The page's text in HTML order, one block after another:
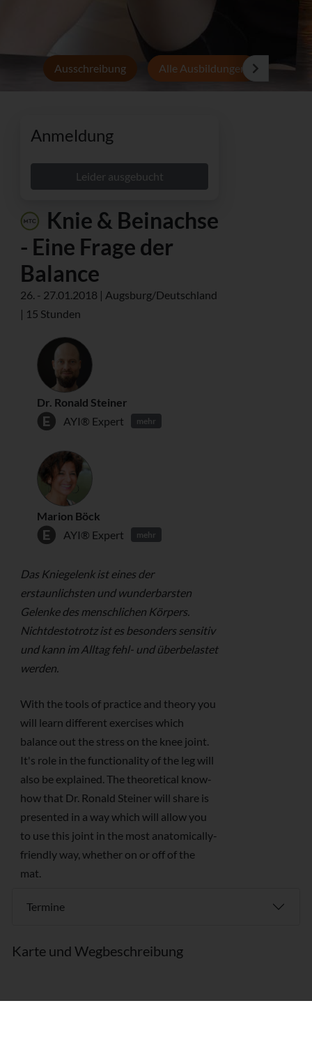
Ausschreibung Alle Ausbildungen
Anmeldung
Leider ausgebucht
Knie & Beinachse
- Eine Frage der
Balance
26. - 27.01.2018 | Augsburg/Deutschland
| 15 Stunden
Dr. Ronald Steiner
AYI® Expert
mehr
Marion Böck
AYI® Expert
mehr
Das Kniegelenk ist eines der
erstaunlichsten und wunderbarsten
Gelenke des menschlichen Körpers.
Nichtdestotrotz ist es besonders sensitiv
und kann im Alltag fehl- und überbelastet
werden.
With the tools of practice and theory you
will learn different exercises which
balance out the stress on the knee joint.
It's role in the functionality of the leg will
also be explained. The theoretical know-
how that Dr. Ronald Steiner will share is
presented in a way which will allow you
to use this joint in the most anatomically-
friendly way, whether on or off of the
mat.
Termine
Karte und Wegbeschreibung